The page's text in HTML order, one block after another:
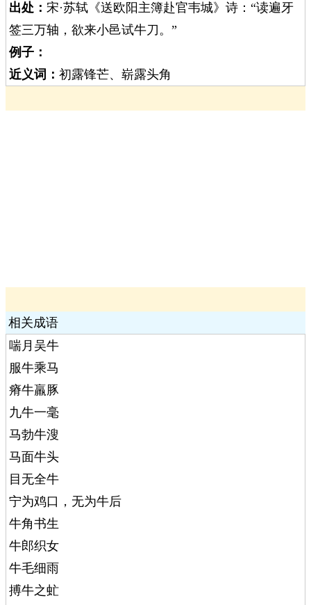
出处： 宋·苏轼《送欧阳主簿赴官韦城》诗：“读遍牙
签三万轴，欲来小邑试牛刀。”
例子：
近义词： 初露锋芒、崭露头角
相关成语
喘月吴牛
服牛乘马
瘠牛羸豚
九牛一毫
马勃牛溲
马面牛头
目无全牛
宁为鸡口，无为牛后
牛角书生
牛郎织女
牛毛细雨
搏牛之虻